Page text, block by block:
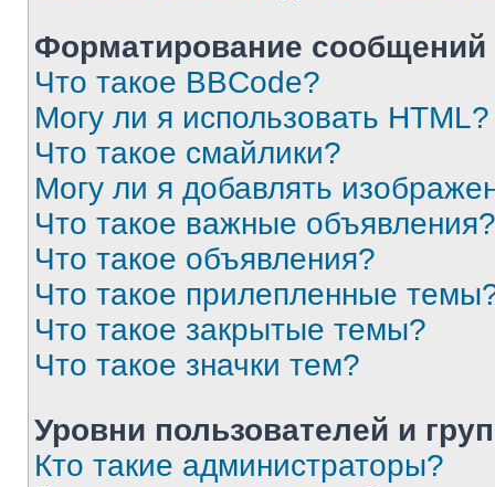
Форматирование
Что такое BBCode?
Могу ли я использовать HTML?
Что такое смайлики?
Могу ли я добавлять
Что такое важные объявления?
Что такое объявления?
Что такое прилепленные
Что такое закрытые темы?
Что такое значки тем?
Уровни пользователей и
Кто такие администраторы?